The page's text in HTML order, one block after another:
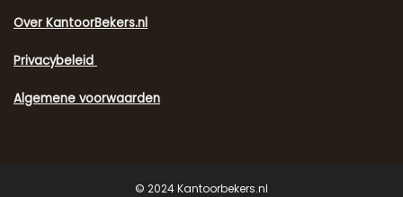
Over KantoorBekers.nl
Privacybeleid
Algemene voorwaarden
© 2024 Kantoorbekers.nl